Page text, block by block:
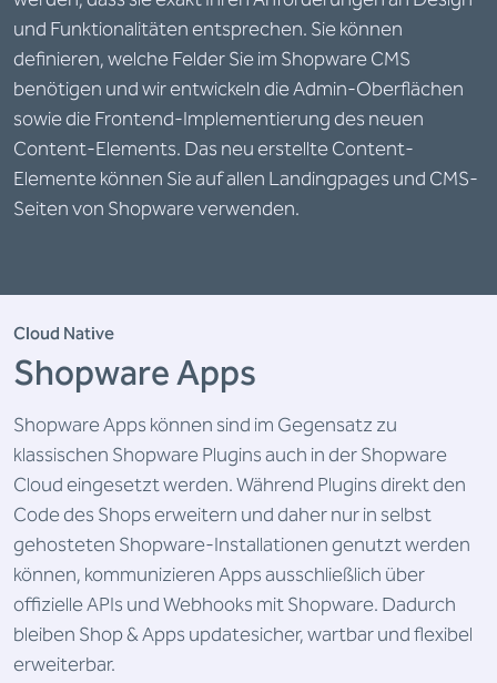
und Funktionalitäten entsprechen. Sie können
definieren, welche Felder Sie im Shopware CMS
benötigen und wir entwickeln die Admin-Oberflächen
sowie die Frontend-Implementierung des neuen
Content-Elements. Das neu erstellte Content-
Elemente können Sie auf allen Landingpages und CMS-
Seiten von Shopware verwenden.
Cloud Native
Shopware Apps
Shopware Apps können sind im Gegensatz zu
klassischen Shopware Plugins auch in der Shopware
Cloud eingesetzt werden. Während Plugins direkt den
Code des Shops erweitern und daher nur in selbst
gehosteten Shopware-Installationen genutzt werden
können, kommunizieren Apps ausschließlich über
offizielle APIs und Webhooks mit Shopware. Dadurch
bleiben Shop & Apps update­sicher, wartbar und flexibel
erweiterbar.